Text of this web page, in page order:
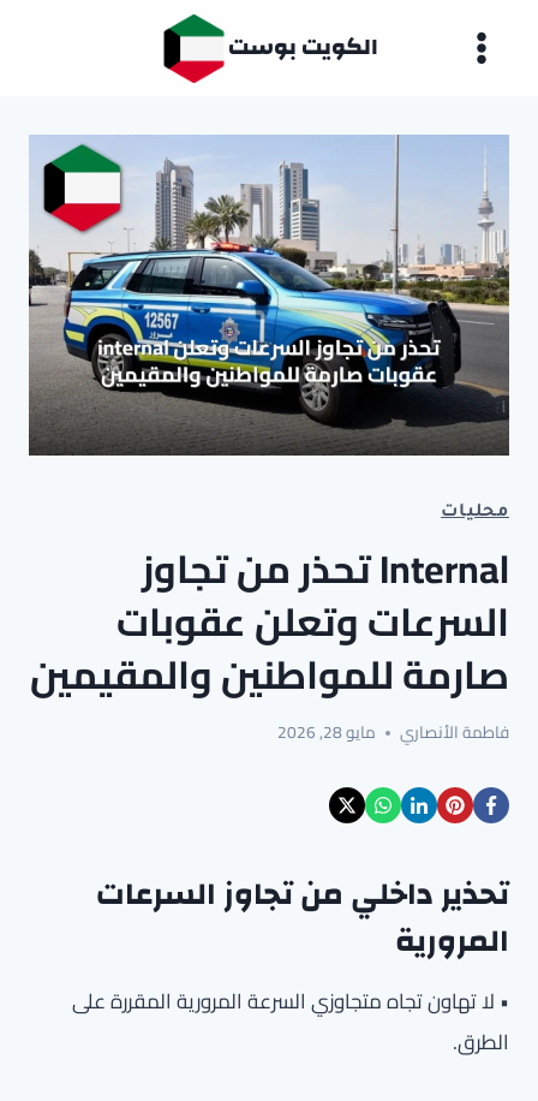
الكويت بوست
محليات
Internal تحذر من تجاوز
السرعات وتعلن عقوبات
صارمة للمواطنين والمقيمين
فاطمة الأنصاري مايو 28, 2026
تحذير داخلي من تجاوز السرعات
المرورية
• لا تهاون تجاه متجاوزي السرعة المرورية المقررة على
الطرق.